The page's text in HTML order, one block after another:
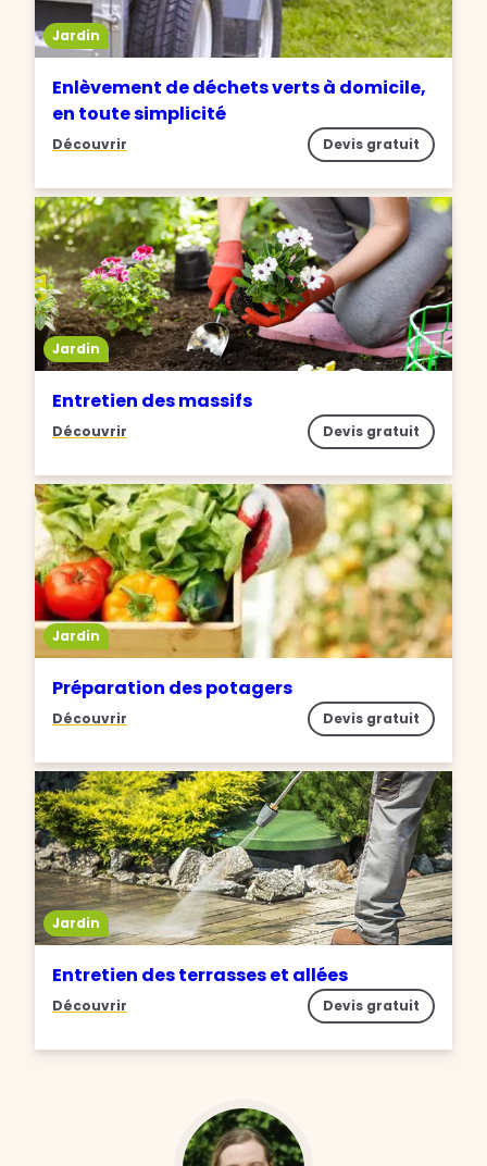
Jardin
Enlèvement de déchets verts à domicile,
en toute simplicité
Découvrir Devis gratuit
Jardin
Entretien des massifs
Découvrir Devis gratuit
Jardin
Préparation des potagers
Découvrir Devis gratuit
Jardin
Entretien des terrasses et allées
Découvrir Devis gratuit